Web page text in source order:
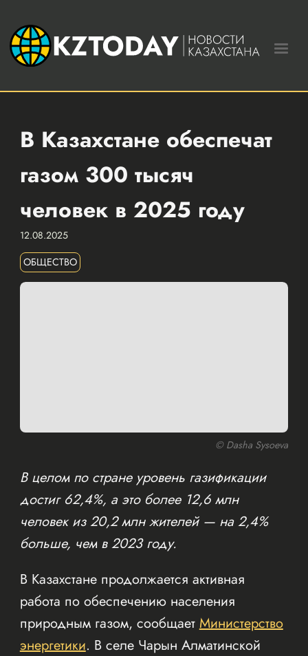
В Казахстане обеспечат
газом 300 тысяч
человек в 2025 году
12.08.2025
ОБЩЕСТВО
© Dasha Sysoeva
В целом по стране уровень газификации
достиг 62,4%, а это более 12,6 млн
человек из 20,2 млн жителей — на 2,4%
больше, чем в 2023 году.
В Казахстане продолжается активная
работа по обеспечению населения
природным газом, сообщает Министерство
энергетики. В селе Чарын Алматинской